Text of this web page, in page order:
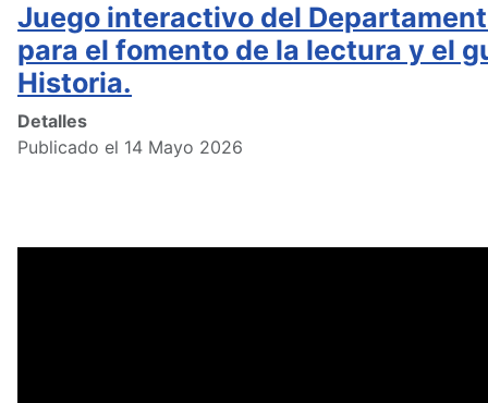
Juego interactivo del
para el fomento de la lectura y el
Historia.
Detalles
Publicado el 14 Mayo 2026